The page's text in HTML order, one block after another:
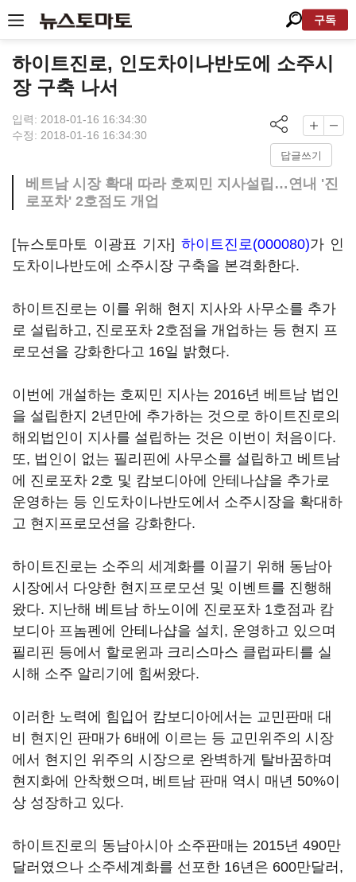
구독
하이트진로, 인도차이나반도에 소주시
장 구축 나서
입력: 2018-01-16 16:34:30
수정: 2018-01-16 16:34:30
답글쓰기
베트남 시장 확대 따라 호찌민 지사설립…연내 '진
로포차' 2호점도 개업
[뉴스토마토 이광표 기자] 하이트진로(000080)가 인
도차이나반도에 소주시장 구축을 본격화한다.
하이트진로는 이를 위해 현지 지사와 사무소를 추가
로 설립하고, 진로포차 2호점을 개업하는 등 현지 프
로모션을 강화한다고 16일 밝혔다.
이번에 개설하는 호찌민 지사는 2016년 베트남 법인
을 설립한지 2년만에 추가하는 것으로 하이트진로의
해외법인이 지사를 설립하는 것은 이번이 처음이다.
또, 법인이 없는 필리핀에 사무소를 설립하고 베트남
에 진로포차 2호 및 캄보디아에 안테나샵을 추가로
운영하는 등 인도차이나반도에서 소주시장을 확대하
고 현지프로모션을 강화한다.
하이트진로는 소주의 세계화를 이끌기 위해 동남아
시장에서 다양한 현지프로모션 및 이벤트를 진행해
왔다. 지난해 베트남 하노이에 진로포차 1호점과 캄
보디아 프놈펜에 안테나샵을 설치, 운영하고 있으며
필리핀 등에서 할로윈과 크리스마스 클럽파티를 실
시해 소주 알리기에 힘써왔다.
이러한 노력에 힘입어 캄보디아에서는 교민판매 대
비 현지인 판매가 6배에 이르는 등 교민위주의 시장
에서 현지인 위주의 시장으로 완벽하게 탈바꿈하며
현지화에 안착했으며, 베트남 판매 역시 매년 50%이
상 성장하고 있다.
하이트진로의 동남아시아 소주판매는 2015년 490만
달러였으나 소주세계화를 선포한 16년은 600만달러,